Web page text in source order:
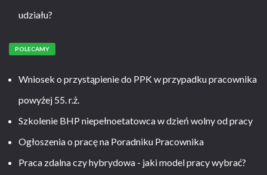
udziału?
POLECAMY
Wniosek o przystąpienie do PPK w przypadku pracownika
powyżej 55. r.ż.
Szkolenie BHP niepełnoetatowca w dzień wolny od pracy
Ogłoszenia o pracę na Poradniku Pracownika
Praca zdalna czy hybrydowa - jaki model pracy wybrać?